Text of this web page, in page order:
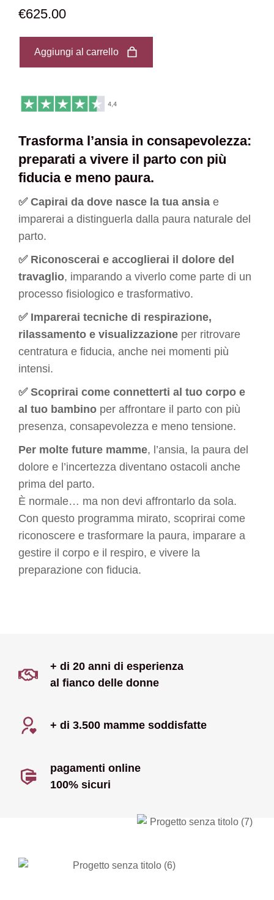
€625.00
Aggiungi al carrello
Trasforma l’ansia in consapevolezza:
preparati a vivere il parto con più
fiducia e meno paura.
✅ Capirai da dove nasce la tua ansia e
imparerai a distinguerla dalla paura naturale del
parto.
✅ Riconoscerai e accoglierai il dolore del
travaglio, imparando a viverlo come parte di un
processo fisiologico e trasformativo.
✅ Imparerai tecniche di respirazione,
rilassamento e visualizzazione per ritrovare
centratura e fiducia, anche nei momenti più
intensi.
✅ Scoprirai come connetterti al tuo corpo e
al tuo bambino per affrontare il parto con più
presenza, consapevolezza e meno tensione.
Per molte future mamme, l’ansia, la paura del
dolore e l’incertezza diventano ostacoli anche
prima del parto.
È normale… ma non devi affrontarlo da sola.
Con questo programma mirato, scoprirai come
riconoscere e trasformare la paura, imparare a
gestire il corpo e il respiro, e vivere la
preparazione con fiducia.
+ di 20 anni di esperienza
al fianco delle donne
+ di 3.500 mamme soddisfatte
pagamenti online
100% sicuri